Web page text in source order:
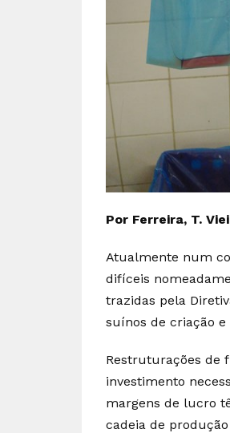
Por Ferreira, T.
Atualmente num
difíceis
trazidas pela
suínos de criação e
Restruturações de
investimento
margens de lucro
cadeia de